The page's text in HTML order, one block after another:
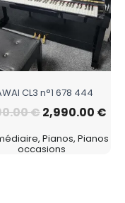
CL3 n°1 678 444
€2,990.00 €
Pianos, Pianos
occasions